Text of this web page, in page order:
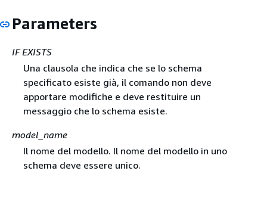
Parameters
IF EXISTS
Una clausola che indica che se lo schema
specificato esiste già, il comando non deve
apportare modifiche e deve restituire un
messaggio che lo schema esiste.
model_name
Il nome del modello. Il nome del modello in uno
schema deve essere unico.